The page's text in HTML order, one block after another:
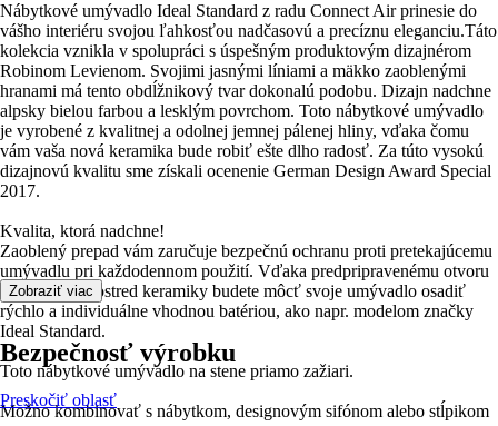
Nábytkové umývadlo Ideal Standard z radu Connect Air prinesie do
vášho interiéru svojou ľahkosťou nadčasovú a precíznu eleganciu.Táto
kolekcia vznikla v spolupráci s úspešným produktovým dizajnérom
Robinom Levienom. Svojimi jasnými líniami a mäkko zaoblenými
hranami má tento obdĺžnikový tvar dokonalú podobu. Dizajn nadchne
alpsky bielou farbou a lesklým povrchom. Toto nábytkové umývadlo
je vyrobené z kvalitnej a odolnej jemnej pálenej hliny, vďaka čomu
vám vaša nová keramika bude robiť ešte dlho radosť. Za túto vysokú
dizajnovú kvalitu sme získali ocenenie German Design Award Special
2017.
Kvalita, ktorá nadchne!
Zaoblený prepad vám zaručuje bezpečnú ochranu proti pretekajúcemu
umývadlu pri každodennom použití. Vďaka predpripravenému otvoru
na batérie uprostred keramiky budete môcť svoje umývadlo osadiť
rýchlo a individuálne vhodnou batériou, ako napr. modelom značky
Ideal Standard.
Toto nábytkové umývadlo na stene priamo zažiari.
Možno kombinovať s nábytkom, designovým sifónom alebo stĺpikom
Zobraziť viac
Bezpečnosť výrobku
Preskočiť oblasť